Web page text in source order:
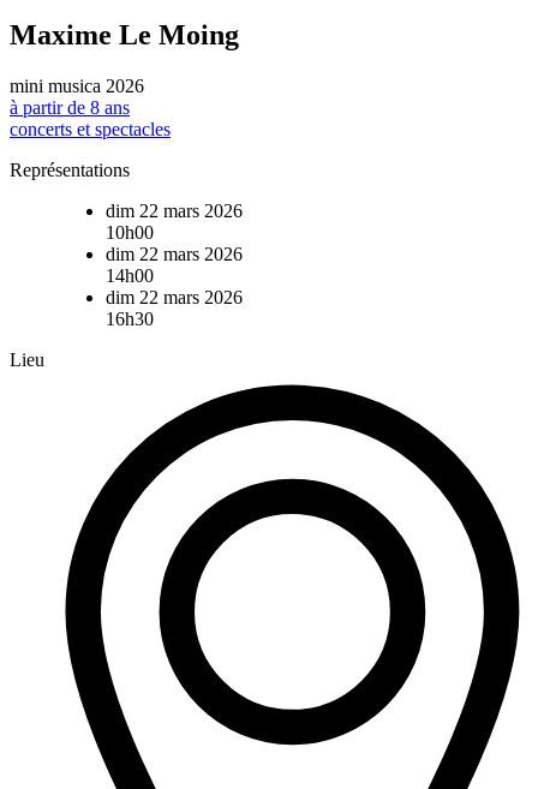
Maxime Le Moing
mini musica 2026
à partir de 8 ans
concerts et spectacles
Représentations
dim 22 mars 2026
10h00
dim 22 mars 2026
14h00
dim 22 mars 2026
16h30
Lieu